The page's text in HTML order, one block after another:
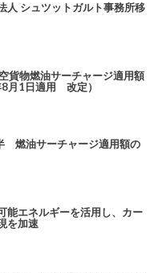
人 シュツットガルト事務所移
貨物燃油サーチャージ適用額
月1日適用 改定）
燃油サーチャージ適用額の
能エネルギーを活用し、カー
を加速